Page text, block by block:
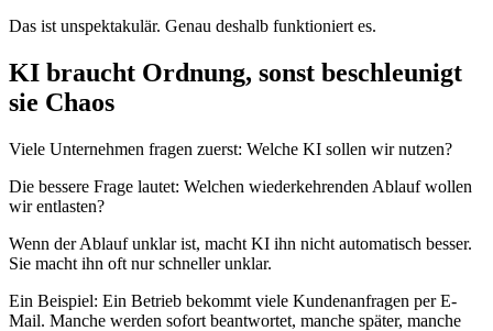
Das ist unspektakulär. Genau deshalb funktioniert es.
KI braucht Ordnung, sonst beschleunigt
sie Chaos
Viele Unternehmen fragen zuerst: Welche KI sollen wir nutzen?
Die bessere Frage lautet: Welchen wiederkehrenden Ablauf wollen
wir entlasten?
Wenn der Ablauf unklar ist, macht KI ihn nicht automatisch besser.
Sie macht ihn oft nur schneller unklar.
Ein Beispiel: Ein Betrieb bekommt viele Kundenanfragen per E-
Mail. Manche werden sofort beantwortet, manche später, manche